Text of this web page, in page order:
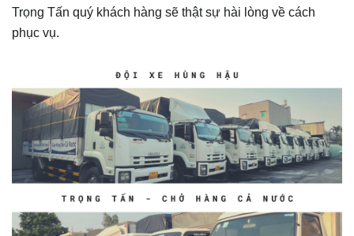
Trọng Tấn quý khách hàng sẽ thật sự hài lòng về cách
phục vụ.